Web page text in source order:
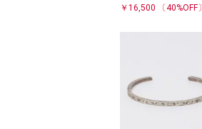
￥16,500
〔40%OFF〕